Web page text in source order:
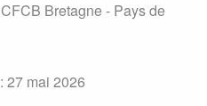
CFCB Bretagne - Pays de
: 27 mai 2026